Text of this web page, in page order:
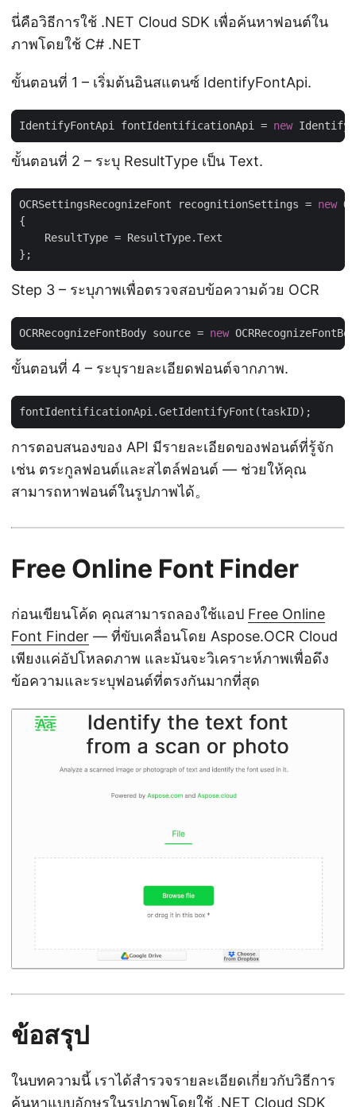
นี่คือวิธีการใช้ .NET Cloud SDK เพื่อค้นหาฟอนต์ใน
ภาพโดยใช้ C# .NET
ขั้นตอนที่ 1 – เริ่มต้นอินสแตนซ์ IdentifyFontApi.
IdentifyFontApi fontIdentificationApi = new
ขั้นตอนที่ 2 – ระบุ ResultType เป็น Text.
OCRSettingsRecognizeFont recognitionSettings = new
Step 3 – ระบุภาพเพื่อตรวจสอบข้อความด้วย OCR
OCRRecognizeFontBody source = new
ขั้นตอนที่ 4 – ระบุรายละเอียดฟอนต์จากภาพ.
การตอบสนองของ API มีรายละเอียดของฟอนต์ที่รู้จัก
เช่น ตระกูลฟอนต์และสไตล์ฟอนต์ — ช่วยให้คุณ
สามารถหาฟอนต์ในรูปภาพได้。
Free Online Font Finder
ก่อนเขียนโค้ด คุณสามารถลองใช้แอป Free Online
Font Finder — ที่ขับเคลื่อนโดย Aspose.OCR Cloud
เพียงแค่อัปโหลดภาพ และมันจะวิเคราะห์ภาพเพื่อดึง
ข้อความและระบุฟอนต์ที่ตรงกันมากที่สุด
ข้อสรุป
ในบทความนี้ เราได้สำรวจรายละเอียดเกี่ยวกับวิธีการ
ค้นหาแบบอักษรในรูปภาพโดยใช้ .NET Cloud SDK